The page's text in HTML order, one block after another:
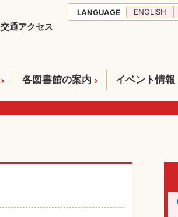
交通アクセス
LANGUAGE ENGLISH
各図書館の案内 イベント情報